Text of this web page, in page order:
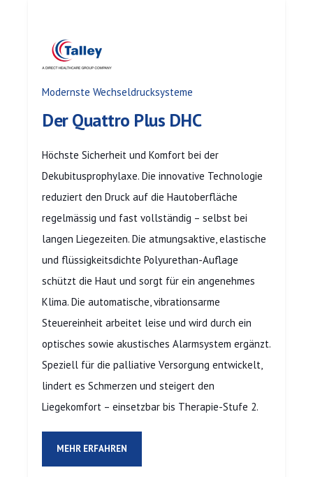
Modernste Wechseldrucksysteme
Der Quattro Plus DHC
Höchste Sicherheit und Komfort bei der
Dekubitusprophylaxe. Die innovative Technologie
reduziert den Druck auf die Hautoberfläche
regelmässig und fast vollständig – selbst bei
langen Liegezeiten. Die atmungsaktive, elastische
und flüssigkeitsdichte Polyurethan-Auflage
schützt die Haut und sorgt für ein angenehmes
Klima. Die automatische, vibrationsarme
Steuereinheit arbeitet leise und wird durch ein
optisches sowie akustisches Alarmsystem ergänzt.
Speziell für die palliative Versorgung entwickelt,
lindert es Schmerzen und steigert den
Liegekomfort – einsetzbar bis Therapie-Stufe 2.
MEHR ERFAHREN